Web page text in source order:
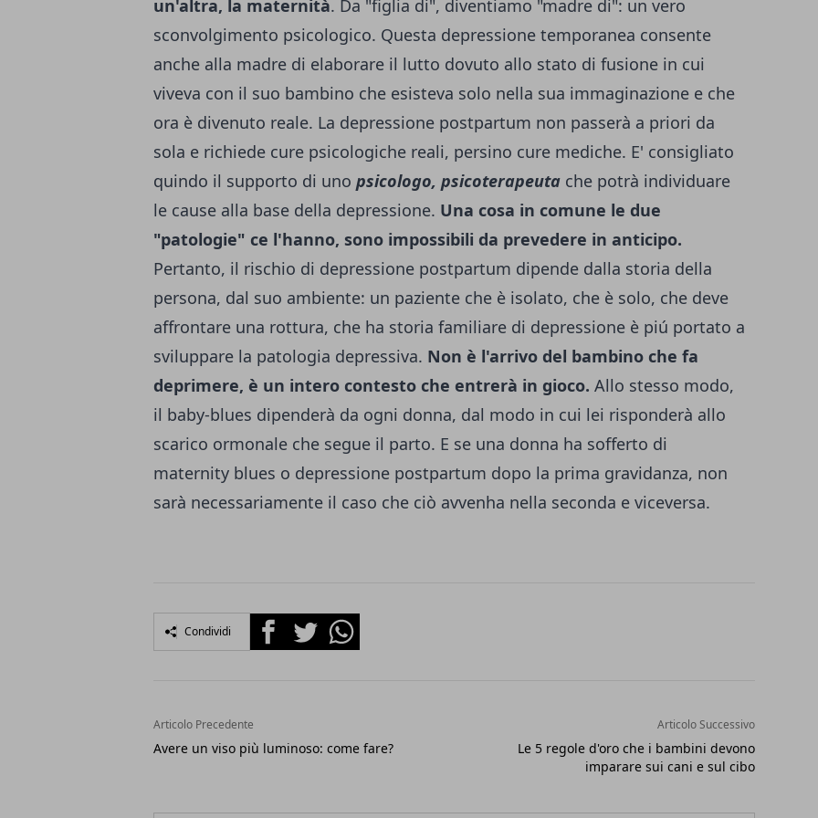
un'altra, la maternità. Da "figlia di", diventiamo "madre di": un vero
sconvolgimento psicologico. Questa depressione temporanea consente
anche alla madre di elaborare il lutto dovuto allo stato di fusione in cui
viveva con il suo bambino che esisteva solo nella sua immaginazione e che
ora è divenuto reale. La depressione postpartum non passerà a priori da
sola e richiede cure psicologiche reali, persino cure mediche. E' consigliato
quindo il supporto di uno psicologo, psicoterapeuta che potrà individuare
le cause alla base della depressione. Una cosa in comune le due
"patologie" ce l'hanno, sono impossibili da prevedere in anticipo.
Pertanto, il rischio di depressione postpartum dipende dalla storia della
persona, dal suo ambiente: un paziente che è isolato, che è solo, che deve
affrontare una rottura, che ha storia familiare di depressione è piú portato a
sviluppare la patologia depressiva. Non è l'arrivo del bambino che fa
deprimere, è un intero contesto che entrerà in gioco. Allo stesso modo,
il baby-blues dipenderà da ogni donna, dal modo in cui lei risponderà allo
scarico ormonale che segue il parto. E se una donna ha sofferto di
maternity blues o depressione postpartum dopo la prima gravidanza, non
sarà necessariamente il caso che ciò avvenha nella seconda e viceversa.
Condividi FacebookTwitterWhatsapp
Articolo Precedente
Avere un viso più luminoso: come fare?
Articolo Successivo
Le 5 regole d'oro che i bambini devono
imparare sui cani e sul cibo